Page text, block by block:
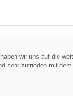
wir uns auf die
sehr zufrieden mit